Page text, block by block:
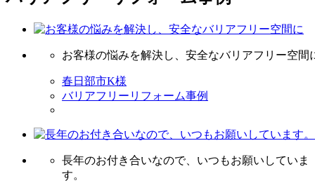
お客様の悩みを解決し、安全なバリアフリー空間
春日部市K様
バリアフリーリフォーム事例
長年のお付き合いなので、いつもお願いしていま
す。